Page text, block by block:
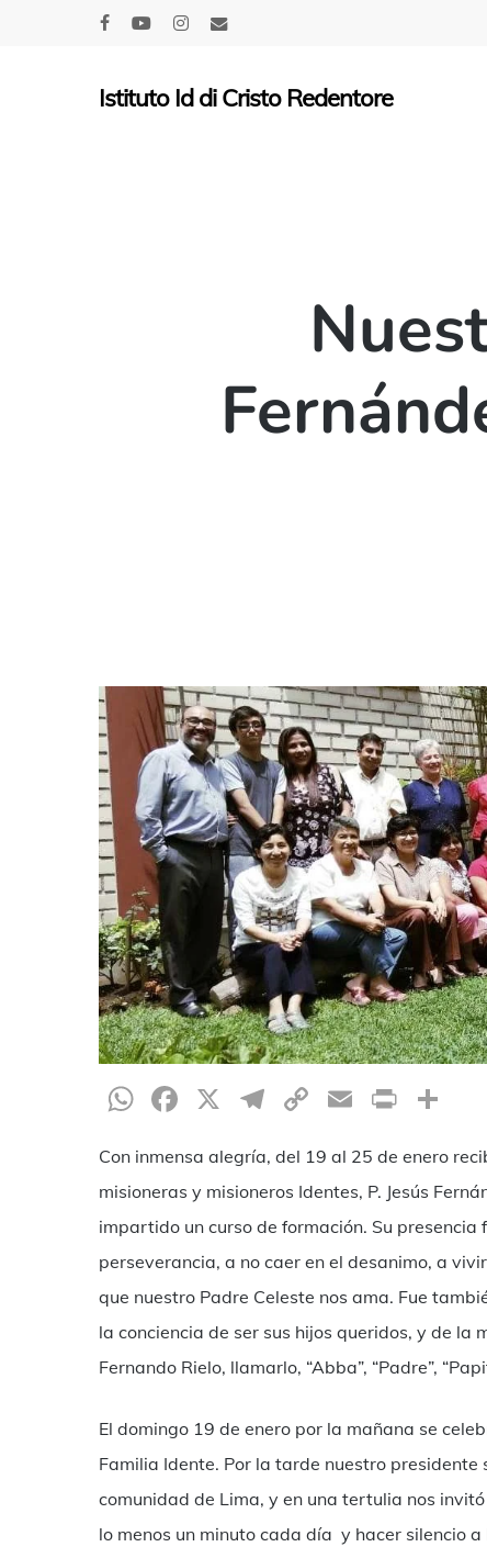
Hit enter to search or ESC to close
Istituto Id di Cristo Redentore
WhatsApp
Facebook
X Telegram
CopyEmailPrint
Con inmensa alegría, del 19 al 25 de enero
misioneras y misioneros Identes, P. Jesús
impartido un curso de formación. Su
perseverancia, a no caer en el desanimo, a
que nuestro Padre Celeste nos ama. Fue
la conciencia de ser sus hijos queridos, y de la
Fernando Rielo, llamarlo, “Abba”, “Padre”,
El domingo 19 de enero por la mañana se
Familia Idente. Por la tarde nuestro presidente
comunidad de Lima, y en una tertulia nos
lo menos un minuto cada día y hacer silencio